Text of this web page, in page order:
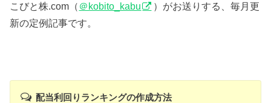
こびと株.com（ ＠kobito_kabu
）がお送りする、毎月更
新の定例記事です。
配当利回りランキングの作成方法